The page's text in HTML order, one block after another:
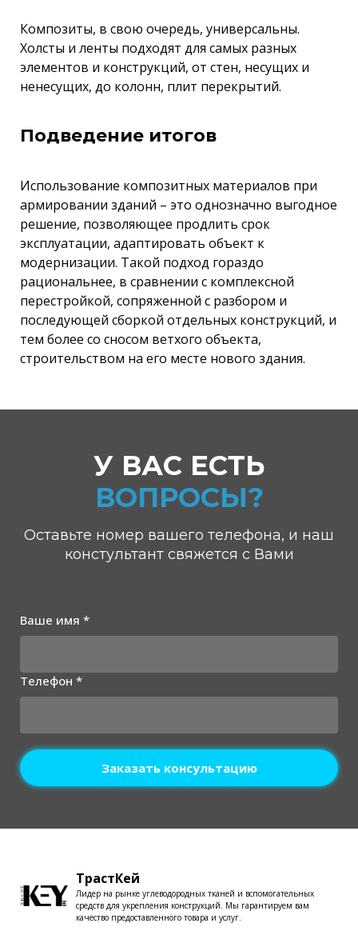
Композиты, в свою очередь, универсальны.
Холсты и ленты подходят для самых разных
элементов и конструкций, от стен, несущих и
ненесущих, до колонн, плит перекрытий.
Подведение итогов
Использование композитных материалов при
армировании зданий – это однозначно выгодное
решение, позволяющее продлить срок
эксплуатации, адаптировать объект к
модернизации. Такой подход гораздо
рациональнее, в сравнении с комплексной
перестройкой, сопряженной с разбором и
последующей сборкой отдельных конструкций, и
тем более со сносом ветхого объекта,
строительством на его месте нового здания.
У ВАС ЕСТЬ
ВОПРОСЫ?
Оставьте номер вашего телефона, и наш
констультант свяжется с Вами
Ваше имя *
Телефон *
Заказать консультацию
ТрастКей
Лидер на рынке углеводородных тканей и вспомогательных
средств для укрепления конструкций. Мы гарантируем вам
качество предоставленного товара и услуг.